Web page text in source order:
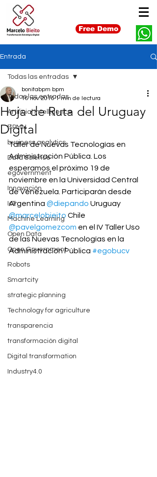
Free Demo
Entrada
Todas las entradas
Artificial Intelligence
BPMN
business analytics
Data Science
egovernment
Innovación
IoT
Machine Learning
Open Data
Open Government
Robots
Smartcity
strategic planning
Technology for agriculture
transparencia
transformación digital
Digital transformation
Industry4.0
Todas las entradas
Hoja de Ruta del Uruguay
Digital
bonitabpm bpm
16 nov 2016 1 min de lectura
Taller de Nuevas Tecnologías en
Administración Pública. Los
esperamos el próximo 19 de
noviembre en la Universidad Central
de Venezuela. Participarán desde
Argentina @diepando Uruguay
@marcelobieito Chile
@pavelgomezcom en el IV Taller Uso
de las Nuevas Tecnologías en la
Administración Pública #egobucv